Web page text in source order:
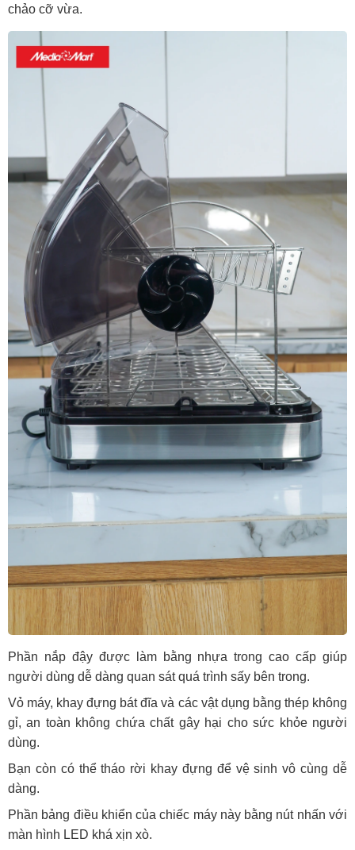
chảo cỡ vừa.
Phần nắp đậy được làm bằng nhựa trong cao cấp giúp
người dùng dễ dàng quan sát quá trình sấy bên trong.
Vỏ máy, khay đựng bát đĩa và các vật dụng bằng thép không
gỉ, an toàn không chứa chất gây hại cho sức khỏe người
dùng.
Bạn còn có thể tháo rời khay đựng để vệ sinh vô cùng dễ
dàng.
Phần bảng điều khiển của chiếc máy này bằng nút nhấn với
màn hình LED khá xịn xò.